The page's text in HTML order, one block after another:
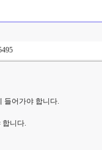
들어가야 합니다.
합니다.